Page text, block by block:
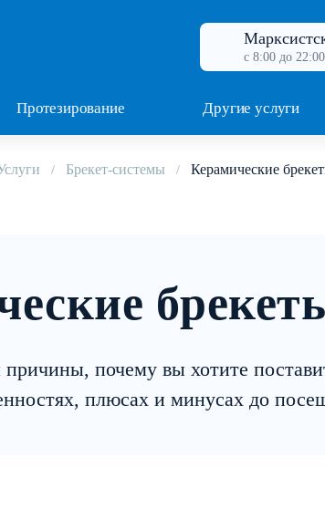
с 8:00 до 22:00
Протезирование Другие услуги
Брекет-системы Керамические
почему вы хотите
плюсах и минусах до